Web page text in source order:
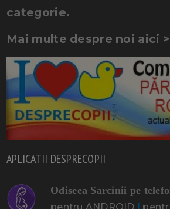
categorie.
Mai multe despre noi aici
APLICATII DESPRECOPII
Odiseea Sarcinii pe